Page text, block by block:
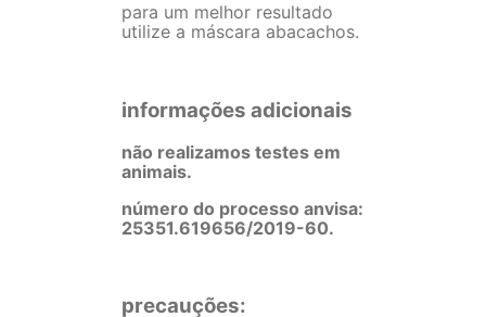
para um melhor resultado
utilize a máscara abacachos.
informações adicionais
não realizamos testes em
animais.
número do processo anvisa:
25351.619656/2019-60.
precauções: